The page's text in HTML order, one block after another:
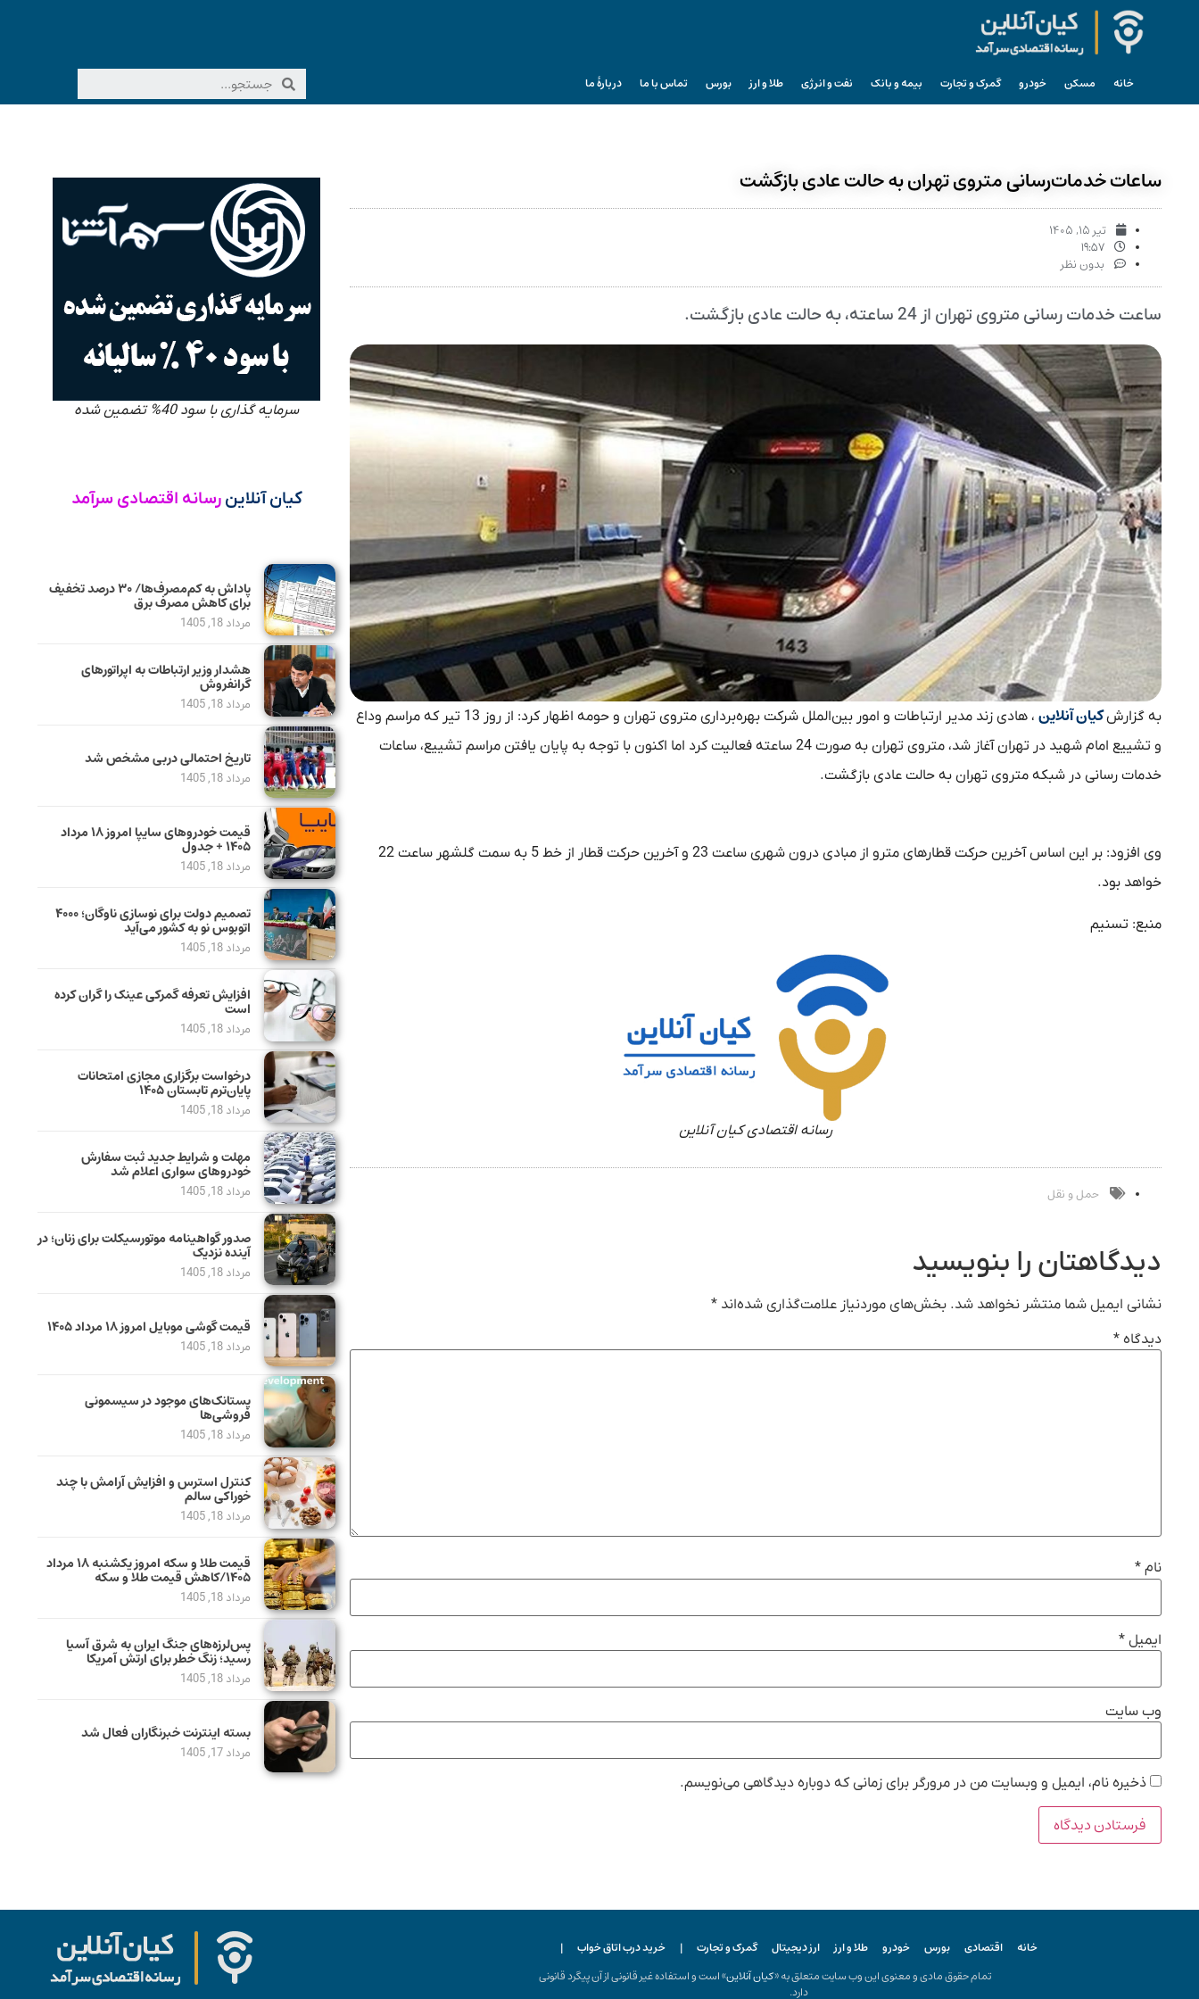
خانه مسکن خودرو گمرک و تجارت بیمه و بانک نفت و انرژی طلا و ارز بورس تماس با ما دربارۀ ما
ساعات خدمات‌رسانی متروی تهران به حالت عادی بازگشت
تیر ۱۵, ۱۴۰۵
۱۹:۵۷
بدون نظر
ساعت خدمات رسانی متروی تهران از 24 ساعته، به حالت عادی بازگشت.
به گزارشکیان آنلاین
، هادی زند مدیر ارتباطات و امور بین‌الملل شرکت بهره‌برداری متروی تهران و حومه اظهار کرد: از روز 13 تیر که مراسم وداع
و تشییع امام شهید در تهران آغاز شد، متروی تهران به صورت 24 ساعته فعالیت کرد اما اکنون با توجه به پایان یافتن مراسم تشییع، ساعات
خدمات رسانی در شبکه متروی تهران به حالت عادی بازگشت.
وی افزود: بر این اساس آخرین حرکت قطارهای مترو از مبادی درون شهری ساعت 23 و آخرین حرکت قطار از خط 5 به سمت گلشهر ساعت 22
خواهد بود.
منبع: تسنیم
رسانه اقتصادی کیان آنلاین
حمل و نقل
دیدگاهتان را بنویسید
نشانی ایمیل شما منتشر نخواهد شد. بخش‌های موردنیاز علامت‌گذاری شده‌اند *
دیدگاه *
نام *
ایمیل *
وب‌ سایت
ذخیره نام، ایمیل و وبسایت من در مرورگر برای زمانی که دوباره دیدگاهی می‌نویسم.
سرمایه گذاری با سود 40% تضمین شده
کیان آنلاین رسانه اقتصادی سرآمد
پاداش به کم‌مصرف‌ها/ ۳۰ درصد تخفیف
برای کاهش مصرف برق
مرداد 18, 1405
هشدار وزیر ارتباطات به اپراتورهای
گرانفروش
مرداد 18, 1405
تاریخ احتمالی دربی مشخص شد
مرداد 18, 1405
قیمت خودرو‌های سایپا امروز ۱۸ مرداد
۱۴۰۵ + جدول
مرداد 18, 1405
تصمیم دولت برای نوسازی ناوگان؛ ۴۰۰۰
اتوبوس نو به کشور می‌آید
مرداد 18, 1405
افزایش تعرفه گمرکی عینک را گران کرده
است
مرداد 18, 1405
درخواست برگزاری مجازی امتحانات
پایان‌ترم تابستان ۱۴۰۵
مرداد 18, 1405
مهلت و شرایط جدید ثبت سفارش
خودروهای سواری اعلام شد
مرداد 18, 1405
صدور گواهینامه موتورسیکلت برای زنان؛ در
آینده نزدیک
مرداد 18, 1405
قیمت گوشی موبایل امروز ۱۸ مرداد ۱۴۰۵
مرداد 18, 1405
پستانک‌های موجود در سیسمونی
فروشی‌ها
مرداد 18, 1405
کنترل استرس و افزایش آرامش با چند
خوراکی سالم
مرداد 18, 1405
قیمت طلا و سکه امروز یکشنبه ۱۸ مرداد
۱۴۰۵/کاهش قیمت طلا و سکه
مرداد 18, 1405
پس‌لرزه‌های جنگ ایران به شرق آسیا
رسید؛ زنگ خطر برای ارتش آمریکا
مرداد 18, 1405
بسته اینترنت خبرنگاران فعال شد
مرداد 17, 1405
خانه اقتصادی بورس خودرو طلا و ارز ارز دیجیتال گمرک و تجارت | خرید درب اتاق خواب
|
تمام حقوق مادی و معنوی این وب سایت متعلق به «کیان آنلاین» است و استفاده غیر قانونی از آن پیگرد قانونی
دارد.